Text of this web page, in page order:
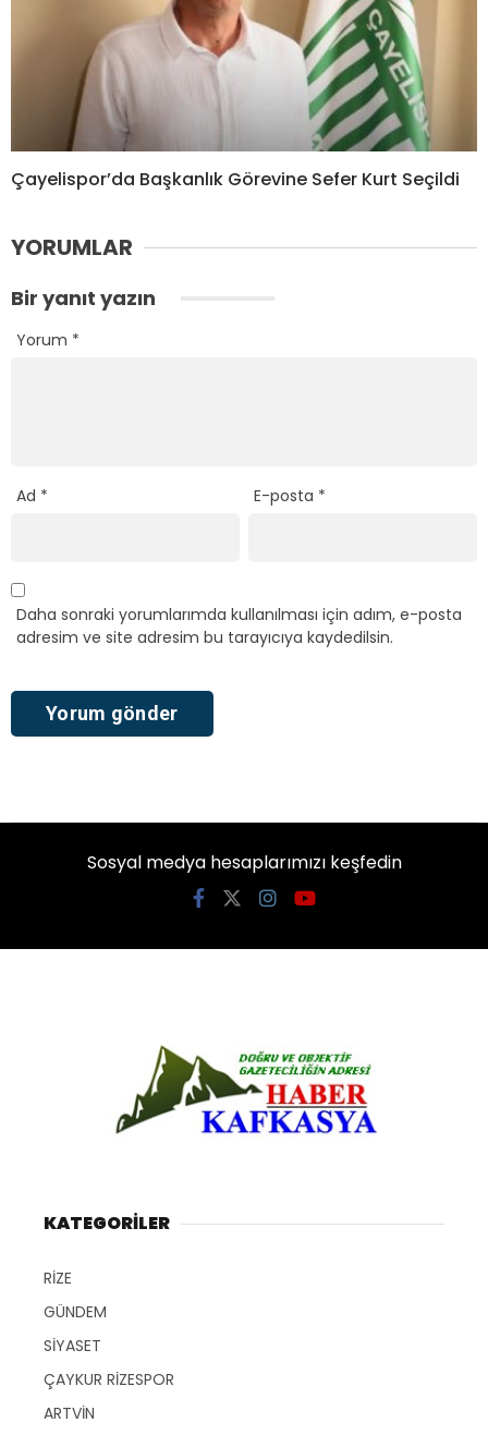
Çayelispor’da Başkanlık Görevine Sefer Kurt Seçildi
YORUMLAR
Bir yanıt yazın
Yorum *
Ad * E-posta *
Daha sonraki yorumlarımda kullanılması için adım, e-posta
adresim ve site adresim bu tarayıcıya kaydedilsin.
Sosyal medya hesaplarımızı keşfedin
KATEGORİLER
RİZE
GÜNDEM
SİYASET
ÇAYKUR RİZESPOR
ARTVİN